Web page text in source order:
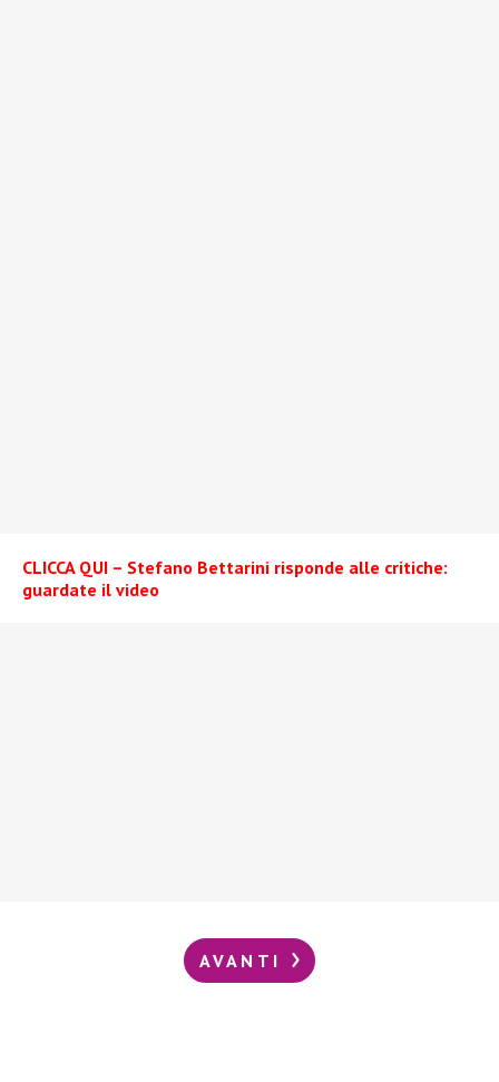
CLICCA QUI – Stefano Bettarini risponde alle critiche:
guardate il video
AVANTI